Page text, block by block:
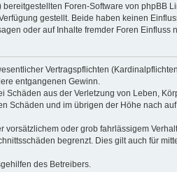
bereitgestellten Foren-Software von phpBB
gestellt. Beide haben keinen
oder auf Inhalte fremder Foren Einfluss
Vertragspflichten
entgangenen Gewinn.
aus der Verletzung von Leben,
Schäden und im übrigen der Höhe nach
oder grob fahrlässigem
begrenzt. Dies gilt auch für
des Betreibers.